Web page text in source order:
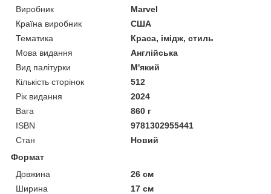
Виробник
Marvel
Країна виробник
США
Тематика
Краса, імідж, стиль
Мова видання
Англійська
Вид палітурки
М'який
Кількість сторінок
512
Рік видання
2024
Вага
860 г
ISBN
9781302955441
Стан
Новий
Формат
Довжина
26 см
Ширина
17 см